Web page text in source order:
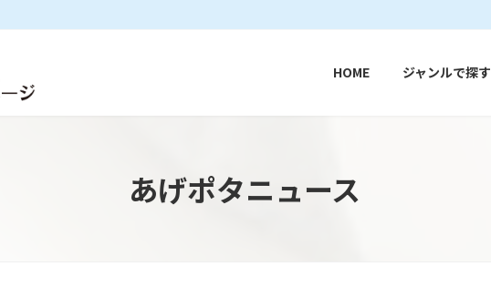
HOME ジャンルで探す
あげポタニュース